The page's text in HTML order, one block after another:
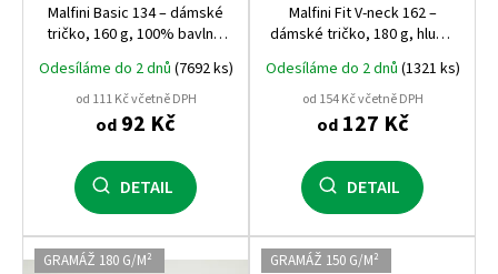
Malfini Basic 134 – dámské
tričko, 160 g, 100% bavlna,
Odesíláme do 2 dnů (7692 ks)
od 111 Kč včetně DPH
od 92 Kč
DETAIL
Malfini Fit V‑neck 162 –
dámské tričko, 180 g, hlubší
úprava
Odesíláme do 2 dnů (1321 ks)
od 154 Kč včetně DPH
od127 Kč
DETAIL
GRAMÁŽ 180 G/M² GRAMÁŽ 150 G/M²